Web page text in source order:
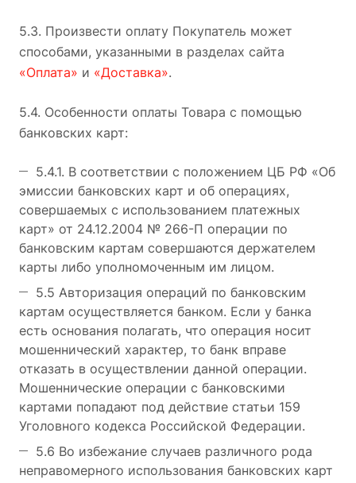
5.3. Произвести оплату Покупатель может
способами, указанными в разделах сайта
«Оплата» и «Доставка».
5.4. Особенности оплаты Товара с помощью
банковских карт:
5.4.1. В соответствии с положением ЦБ РФ «Об
эмиссии банковских карт и об операциях,
совершаемых с использованием платежных
карт» от 24.12.2004 № 266-П операции по
банковским картам совершаются держателем
карты либо уполномоченным им лицом.
5.5 Авторизация операций по банковским
картам осуществляется банком. Если у банка
есть основания полагать, что операция носит
мошеннический характер, то банк вправе
отказать в осуществлении данной операции.
Мошеннические операции с банковскими
картами попадают под действие статьи 159
Уголовного кодекса Российской Федерации.
5.6 Во избежание случаев различного рода
неправомерного использования банковских карт